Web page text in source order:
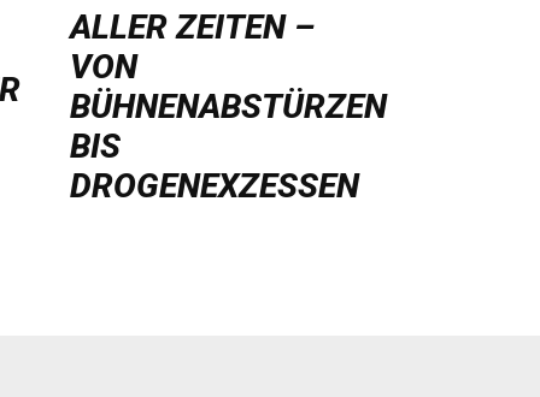
LLER ZEITEN – V
ON B
ÜHNENABSTÜRZEN B
IS D
ROGENEXZESSEN